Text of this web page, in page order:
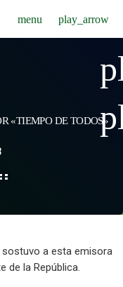
menu play_arrow
«TIEMPO DE TODOS»
sostuvo a esta emisora
de la República.